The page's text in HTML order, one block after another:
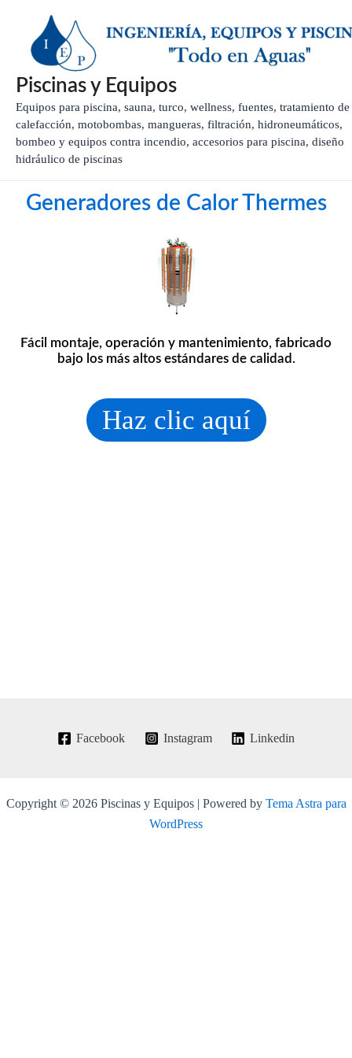
contenido
Piscinas y Equipos
Equipos para piscina, sauna, turco, wellness, fuentes, tratamiento de
calefacción, motobombas, mangueras, filtración, hidroneumáticos,
bombeo y equipos contra incendio, accesorios para piscina, diseño
hidráulico de piscinas
Generadores de Calor Thermes
Fácil montaje, operación y mantenimiento, fabricado
bajo los más altos estándares de calidad.
Haz clic aquí
Facebook Instagram Linkedin
Copyright © 2026 Piscinas y Equipos | Powered by Tema Astra para
WordPress